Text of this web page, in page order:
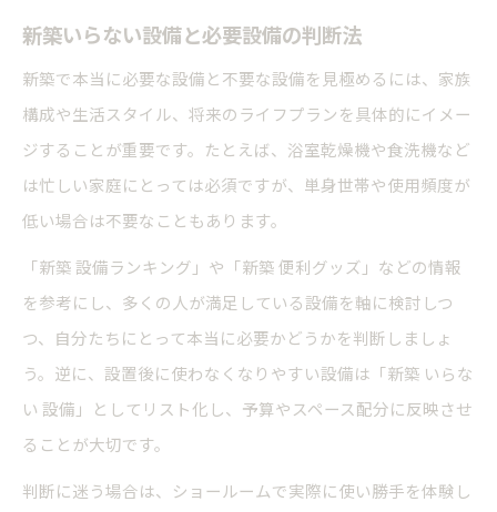
新築いらない設備と必要設備の判断法
新築で本当に必要な設備と不要な設備を見極めるには、家族
構成や生活スタイル、将来のライフプランを具体的にイメー
ジすることが重要です。たとえば、浴室乾燥機や食洗機など
は忙しい家庭にとっては必須ですが、単身世帯や使用頻度が
低い場合は不要なこともあります。
「新築 設備ランキング」や「新築 便利グッズ」などの情報
を参考にし、多くの人が満足している設備を軸に検討しつ
つ、自分たちにとって本当に必要かどうかを判断しましょ
う。逆に、設置後に使わなくなりやすい設備は「新築 いらな
い 設備」としてリスト化し、予算やスペース配分に反映させ
ることが大切です。
判断に迷う場合は、ショールームで実際に使い勝手を体験し